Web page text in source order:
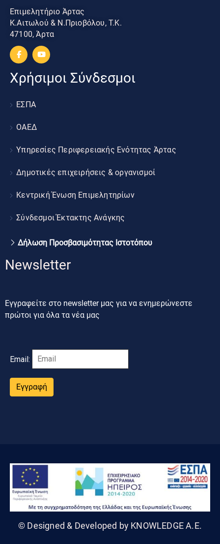
Επιμελητήριο Άρτας
Κ.Αιτωλού & Ν.Πριοβόλου, Τ.Κ.
47100, Άρτα
Χρήσιμοι Σύνδεσμοι
ΕΣΠΑ
ΟΑΕΔ
Υπηρεσίες Περιφερειακής Ενότητας Άρτας
Δημοτικές επιχειρήσεις & οργανισμοί
Κεντρική Ένωση Επιμελητηρίων
Σύνδεσμοι Έκτακτης Ανάγκης
Δήλωση Προσβασιμότητας Ιστοτόπου
Newsletter
Εγγραφείτε στο newsletter μας για να ενημερώνεστε
πρώτοι για όλα τα νέα μας
Email:
Εγγραφή
© Designed & Developed by KNOWLEDGE A.E.